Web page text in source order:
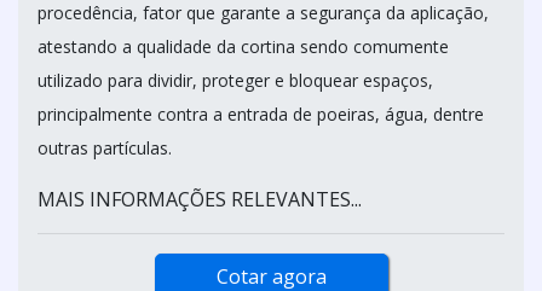
procedência, fator que garante a segurança da aplicação,
atestando a qualidade da cortina sendo comumente
utilizado para dividir, proteger e bloquear espaços,
principalmente contra a entrada de poeiras, água, dentre
outras partículas.
MAIS INFORMAÇÕES RELEVANTES...
Cotar agora